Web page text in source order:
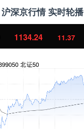
沪深京行情 实时轮播
1134.24 11.37